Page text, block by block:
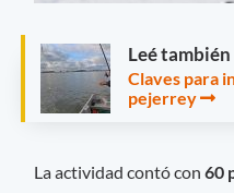
Leé también
Claves para
pejerrey
La actividad contó con 60